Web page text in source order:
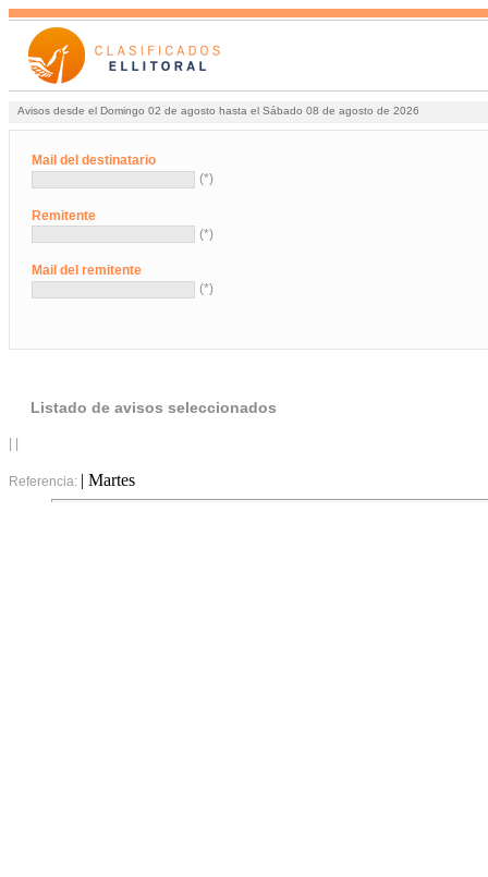
Avisos desde el Domingo 02 de agosto hasta el Sábado 08 de agosto de 2026
Mail del destinatario
(*)
Remitente
(*)
Mail del remitente
(*)
Listado de avisos seleccionados
Referencia: | Martes